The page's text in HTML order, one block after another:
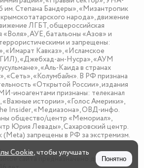
Степана Бандеры», «Мизантропик
народа», движение
ЛГБТ, общероссийская
«Воля», АУЕ, батальоны «Азов» и
и запрещены:
«Имарат Кавказ», «Исламское
«Джебхад-ан-Нусра», «АУМ
«Аль-Каида в странах
«Сеть», «Колумбайн». В РФ признана
«Открытой России», издания
иноагентами признаны: телеканал
истории», «Голос Америки»,
Insider, «Медиазона», ОВД-инфо.
общество/центр «Мемориал»,
Юрия Левады», Сахаровский центр.
(Metа) запрещены в РФ за экстремизм.
сайта предназначено для детей
Cookie, чтобы улучшать
Понятно